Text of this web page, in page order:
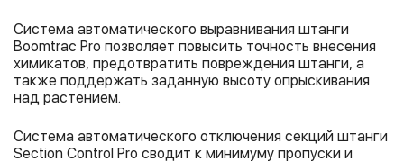
Система автоматического выравнивания штанги
Boomtrac Pro позволяет повысить точность внесения
химикатов, предотвратить повреждения штанги, а
также поддержать заданную высоту опрыскивания
над растением.
Система автоматического отключения секций штанги
Section Control Pro сводит к минимуму пропуски и